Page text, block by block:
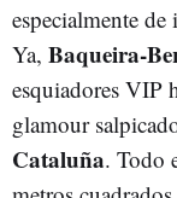
especialmente
Ya, Baqueira-
esquiadores VIP
glamour
Cataluña. Todo